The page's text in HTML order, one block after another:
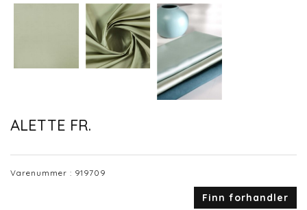
ALETTE FR.
Varenummer : 919709
Finn forhandler